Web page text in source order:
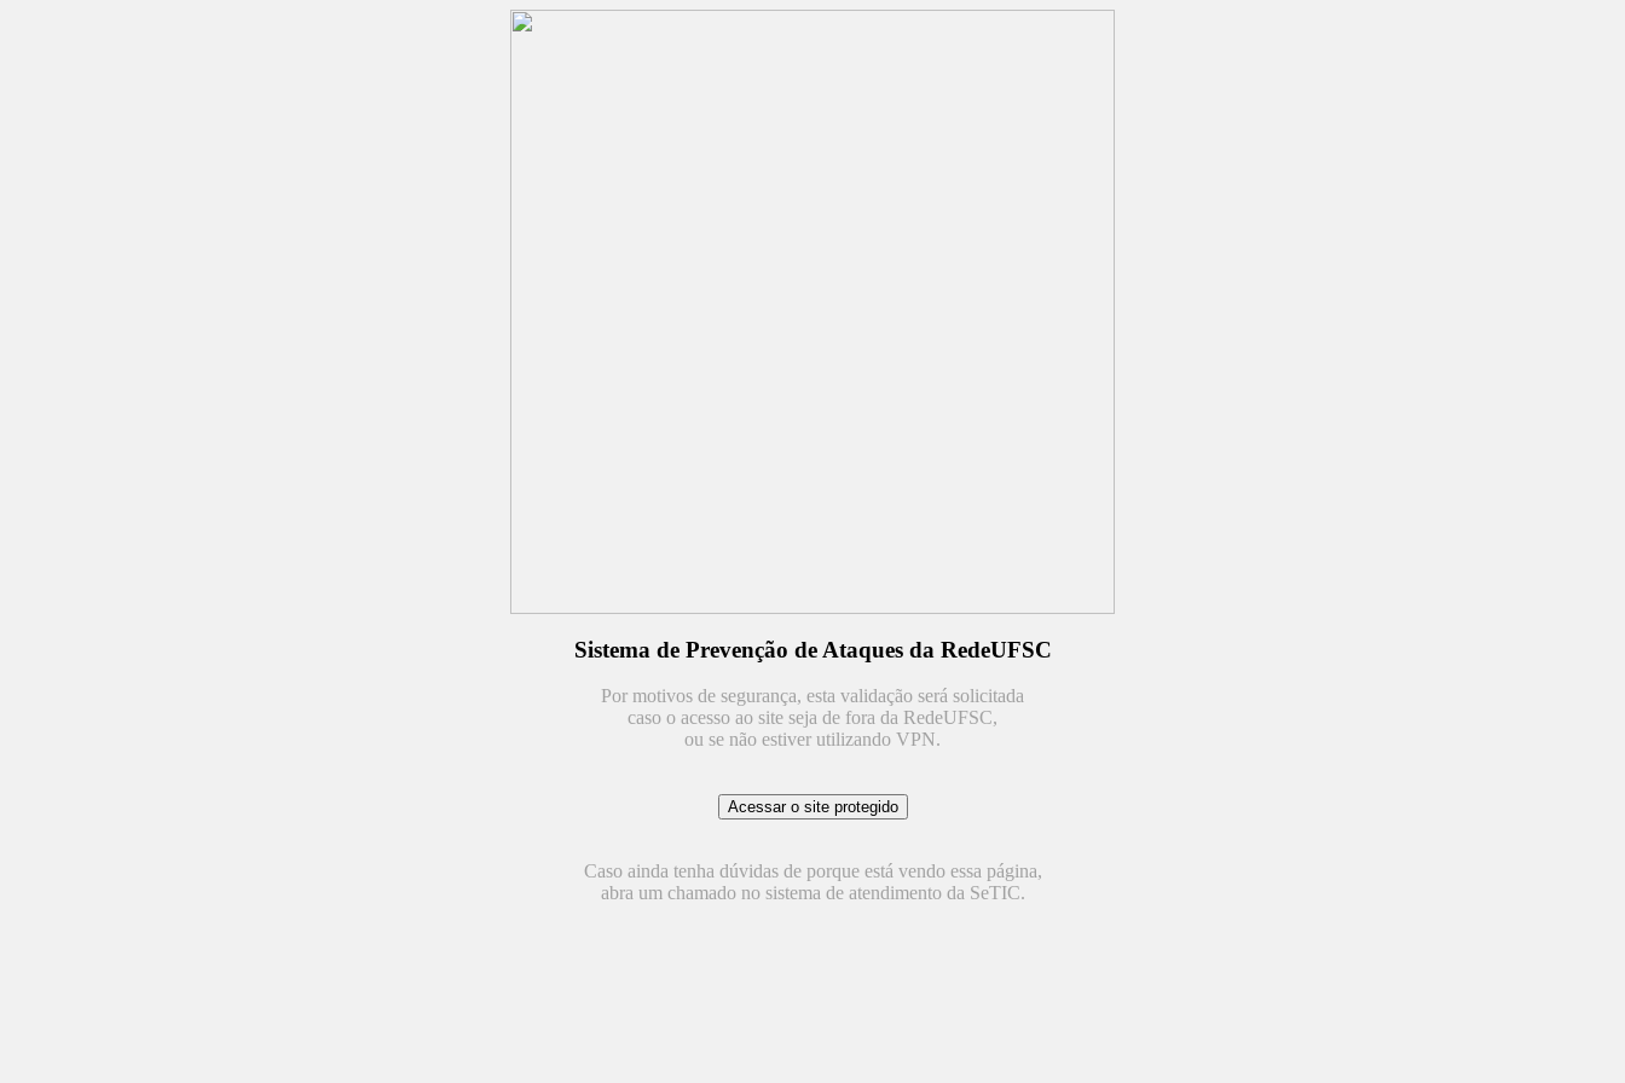
Sistema de Prevenção de Ataques da RedeUFSC
Por motivos de segurança, esta validação será solicitada
caso o acesso ao site seja de fora da RedeUFSC,
ou se não estiver utilizando VPN.
Caso ainda tenha dúvidas de porque está vendo essa página,
abra um chamado no sistema de atendimento da SeTIC.